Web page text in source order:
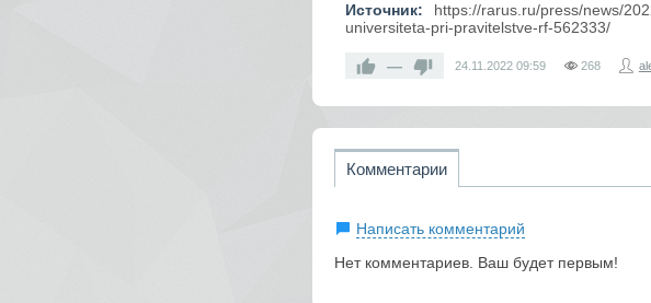
Источник:
https://rarus.ru/press/news/
universiteta-pri-pravitelstve-rf-562333/
— 24.11.2022 09:59 268
Комментарии
Написать комментарий
Нет комментариев. Ваш будет первым!